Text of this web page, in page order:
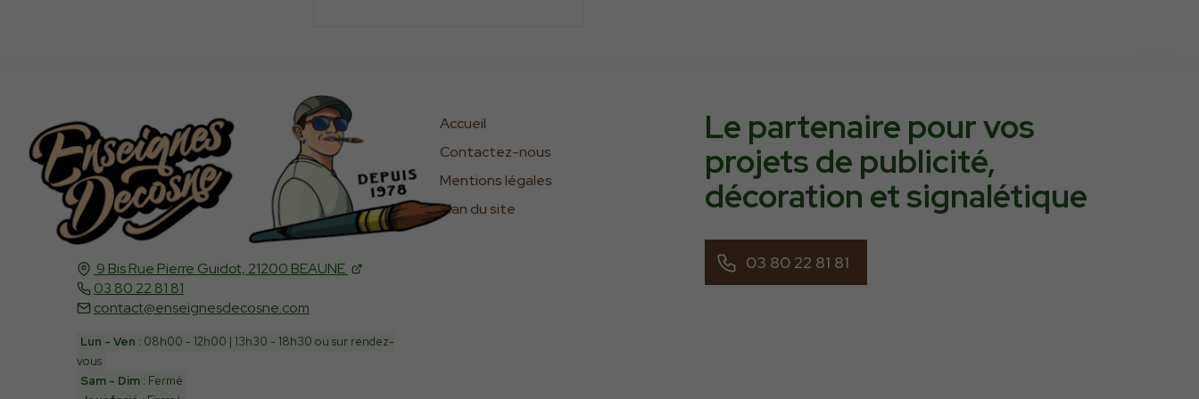
9 Bis Rue Pierre Guidot, 21200 BEAUNE
03 80 22 81 81
contact@enseignesdecosne.com
Lun - Ven :08h00 - 12h00 | 13h30 - 18h30 ou sur rendez-
vous
Sam - Dim :Fermé
Accueil
Contactez-nous
Mentions légales
Plan du site
Le partenaire pour vos
projets de publicité,
décoration etsignalétique
03 80 22 81 81